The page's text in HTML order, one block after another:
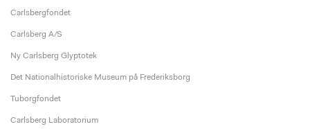
Carlsbergfondet
Carlsberg A/S
Ny Carlsberg Glyptotek
Det Nationalhistoriske Museum på Frederiksborg
Tuborgfondet
Carlsberg Laboratorium